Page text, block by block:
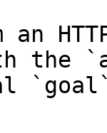
an
the